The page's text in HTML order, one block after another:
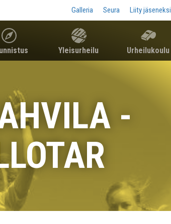
Galleria Seura Liity jäseneksi
Yleisurheilu Urheilukoulu
-